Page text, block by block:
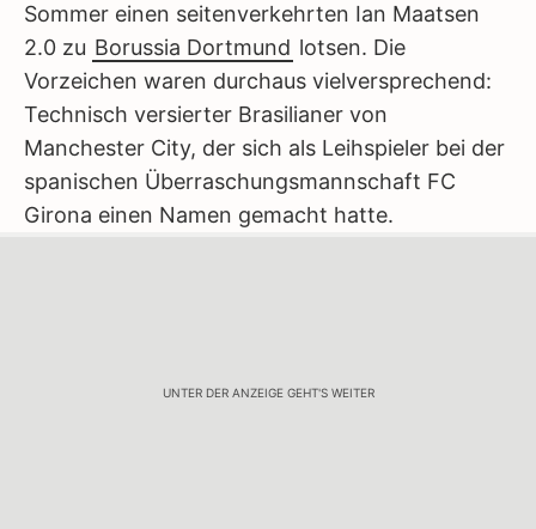
Sommer einen seitenverkehrten Ian Maatsen
2.0 zu Borussia Dortmund lotsen. Die
Vorzeichen waren durchaus vielversprechend:
Technisch versierter Brasilianer von
Manchester City, der sich als Leihspieler bei der
spanischen Überraschungsmannschaft FC
Girona einen Namen gemacht hatte.
UNTER DER ANZEIGE GEHT'S WEITER